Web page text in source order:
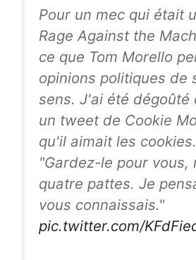
Pour un mec qui était
Rage Against the
ce que Tom Morello
opinions politiques de
sens. J'ai été dégoûté
un tweet de Cookie
qu'il aimait les
"Gardez-le pour vous,
quatre pattes. Je
vous connaissais."
pic.twitter.com/